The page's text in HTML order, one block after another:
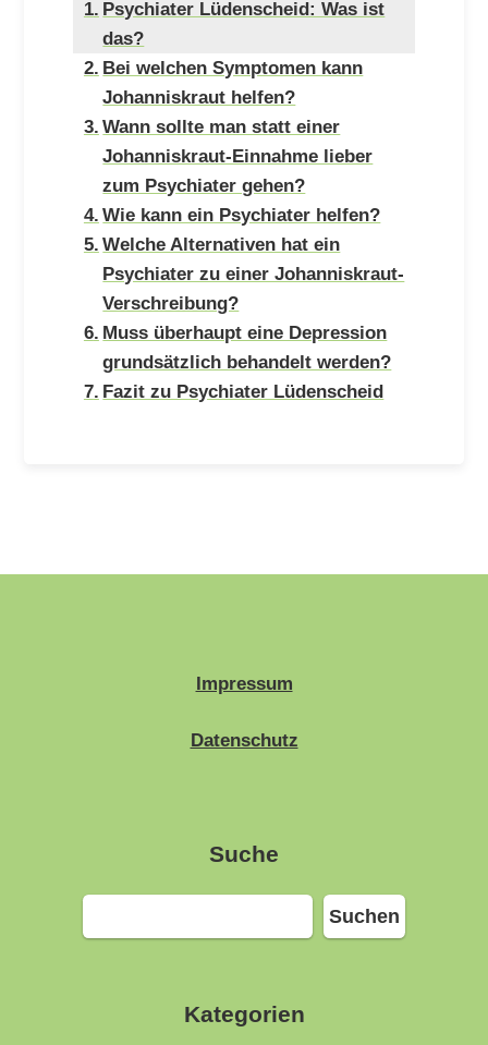
Psychiater Lüdenscheid: Was ist
das?
Bei welchen Symptomen kann
Johanniskraut helfen?
Wann sollte man statt einer
Johanniskraut-Einnahme lieber
zum Psychiater gehen?
Wie kann ein Psychiater helfen?
Welche Alternativen hat ein
Psychiater zu einer Johanniskraut-
Verschreibung?
Muss überhaupt eine Depression
grundsätzlich behandelt werden?
Fazit zu Psychiater Lüdenscheid
Impressum
Datenschutz
Suche
Suchen
Suchen
Kategorien